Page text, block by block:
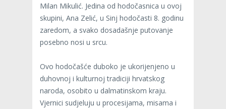
Milan Mikulić. Jedina od hodočasnica u ovoj
skupini, Ana Zelić, u Sinj hodočasti 8. godinu
zaredom, a svako dosadašnje putovanje
posebno nosi u srcu.
Ovo hodočašće duboko je ukorijenjeno u
duhovnoj i kulturnoj tradiciji hrvatskog
naroda, osobito u dalmatinskom kraju.
Vjernici sudjeluju u procesijama, misama i